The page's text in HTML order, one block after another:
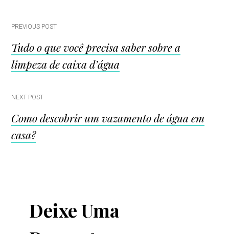
Post
navigation
PREVIOUS POST
Tudo o que você precisa saber sobre a
limpeza de caixa d’água
NEXT POST
Como descobrir um vazamento de água em
casa?
Deixe Uma